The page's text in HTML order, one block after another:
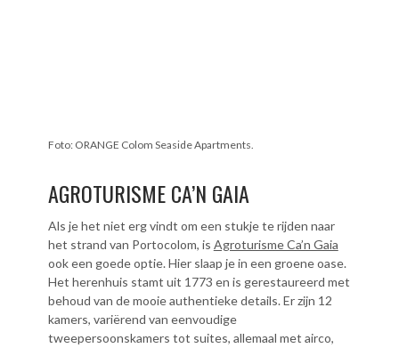
Foto: ORANGE Colom Seaside Apartments.
AGROTURISME CA’N GAIA
Als je het niet erg vindt om een stukje te rijden naar
het strand van Portocolom, is Agroturisme Ca’n Gaia
ook een goede optie. Hier slaap je in een groene oase.
Het herenhuis stamt uit 1773 en is gerestaureerd met
behoud van de mooie authentieke details. Er zijn 12
kamers, variërend van eenvoudige
tweepersoonskamers tot suites, allemaal met airco,